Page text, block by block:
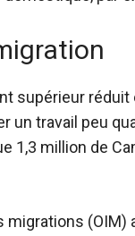
supérieur
un travail peu
1,3 million de
(OIM)